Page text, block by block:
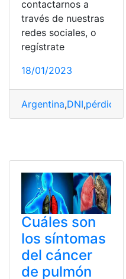
contactarnos a
través de nuestras
redes sociales, o
regístrate
18/01/2023
Argentina,DNI,pérdida
Cuáles son
los síntomas
del cáncer
de pulmón